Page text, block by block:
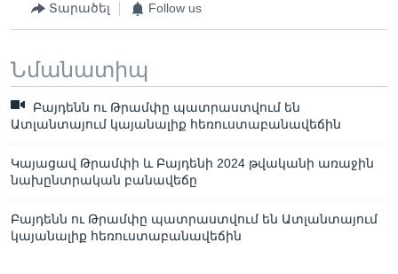
Տարածել Follow us
Նմանատիպ
Բայդենն ու Թրամփը պատրաստվում են
Ատլանտայում կայանալիք հեռուստաբանավեճին
Կայացավ Թրամփի և Բայդենի 2024 թվականի առաջին
նախընտրական բանավեճը
Բայդենն ու Թրամփը պատրաստվում են Ատլանտայում
կայանալիք հեռուստաբանավեճին